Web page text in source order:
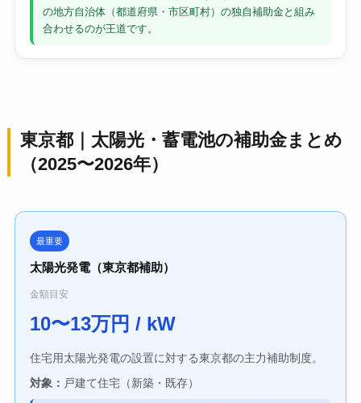
の地方自治体（都道府県・市区町村）の独自補助金と組み
合わせるのが王道です。
東京都｜太陽光・蓄電池の補助金まとめ
（2025〜2026年）
最重要
太陽光発電（東京都補助）
金額目安
10〜13万円 / kW
住宅用太陽光発電の設置に対する東京都の主力補助制度。
対象： 戸建て住宅（新築・既存）